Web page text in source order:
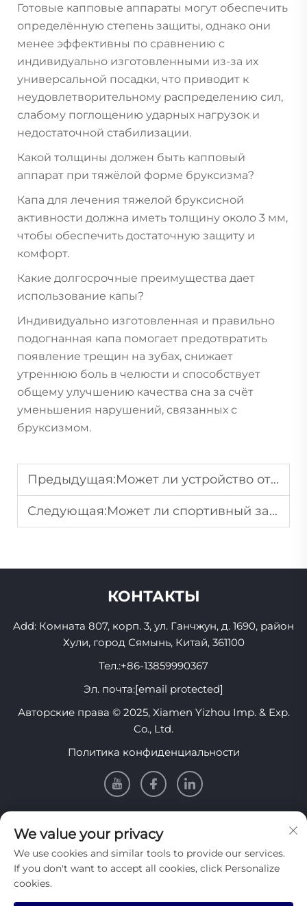
Готовые капповые аппараты могут обеспечить
определённую степень защиты, однако они
менее эффективны по сравнению с
индивидуально изготовленными из-за их
универсальной посадки, что приводит к
неудовлетворительному распределению сил,
слабому поглощению ударных нагрузок и
недостаточной стабилизации.
Какой толщины должен быть капповый
аппарат при тяжёлой форме бруксизма?
Капа для лечения тяжелой бруксисной
активности должна иметь толщину около 3 мм,
чтобы обеспечить достаточную защиту и
комфорт.
Какие долгосрочные преимущества дает
использование капы?
Индивидуально изготовленная и правильно
подогнанная капа помогает предотвратить
появление трещин на зубах, снижает
утреннюю боль в челюсти и способствует
общему улучшению качества сна за счёт
уменьшения нарушений, связанных с
бруксизмом.
Предыдущая:Может ли устройство от храпа помочь людям, которые храпят из-за заложенности носа?
Следующая:Может ли спортивный защитный капюшон для зубов предотвратить сотрясение мозга в контактных видах спорта?
КОНТАКТЫ
Add: Комната 807, корп. 3, ул. Ганчжун, д. 1690, район
Хули, город Сямынь, Китай, 361100
Тел.:+86-13859990367
Эл. почта:[email protected]
Авторские права © 2025, Xiamen Yizhou Imp. & Exp.
Co., Ltd.
Политика конфиденциальности
Информация
Подпишитесь на нашу еженедельную рассылку
We value your privacy
We use cookies and similar tools to provide our services.
If you don't want to accept all cookies, click Personalize
cookies.